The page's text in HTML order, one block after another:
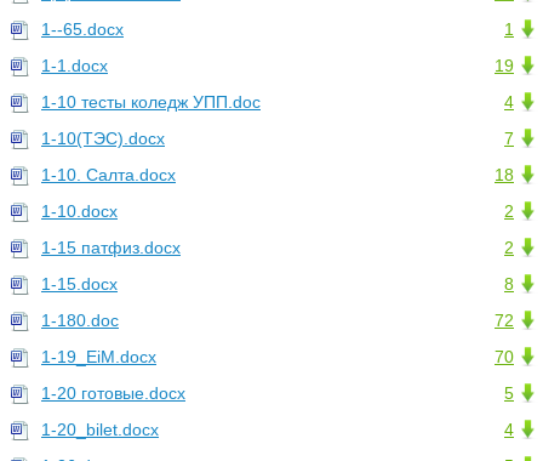
1
1--65.docx
19
1-1.docx
4
1-10 тесты коледж УПП.doc
7
1-10(ТЭС).docx
18
1-10. Салта.docx
2
1-10.docx
2
1-15 патфиз.docx
8
1-15.docx
72
1-180.doc
70
1-19_EiM.docx
5
1-20 готовые.docx
4
1-20_bilet.docx